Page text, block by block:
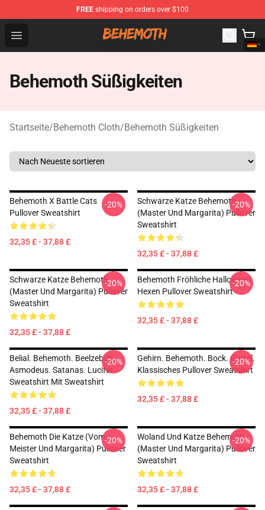
FREE shipping on orders over $100
Open menu
Behemoth Store - Official Behemoth Merchandise Shop
Behemoth Süßigkeiten
Startseite/Behemoth Cloth/Behemoth Süßigkeiten
Behemoth X Battle Cats
Pullover Sweatshirt
32,35 £ - 37,88 £
-20%
Schwarze Katze Behemoth
(Master Und Margarita) Pullover
Sweatshirt
32,35 £ - 37,88 £
-20%
Schwarze Katze Behemoth
(Master Und Margarita) Pullover
Sweatshirt
32,35 £ - 37,88 £
-20%
Behemoth Fröhliche Halloween
Hexen Pullover Sweatshirt
32,35 £ - 37,88 £
-20%
Belial. Behemoth. Beelzebub.
Asmodeus. Satanas. Lucifer.
Sweatshirt Mit Sweatshirt
32,35 £ - 37,88 £
-20%
Gehirn. Behemoth. Bock. Gürtel.
Klassisches Pullover Sweatshirt
32,35 £ - 37,88 £
-20%
Behemoth Die Katze (vom
Meister Und Margarita) Pullover
Sweatshirt
32,35 £ - 37,88 £
-20%
Woland Und Katze Behemoth
(Master Und Margarita) Pullover
Sweatshirt
32,35 £ - 37,88 £
-20%